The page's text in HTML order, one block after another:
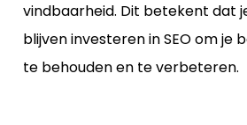
vindbaarheid. Dit betekent dat
blijven investeren in SEO om je
te behouden en te verbeteren.